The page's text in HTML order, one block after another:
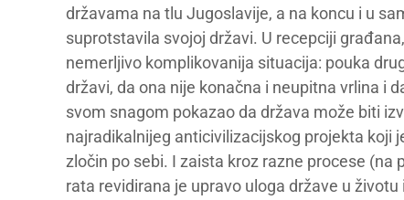
državama na tlu Jugoslavije, a na koncu i u
suprotstavila svojoj državi. U recepciji
nemerljivo komplikovanija situacija: pouka
državi, da ona nije konačna i neupitna vrlina i
svom snagom pokazao da država može biti
najradikalnijeg anticivilizacijskog projekta koji
zločin po sebi. I zaista kroz razne procese
rata revidirana je upravo uloga države u